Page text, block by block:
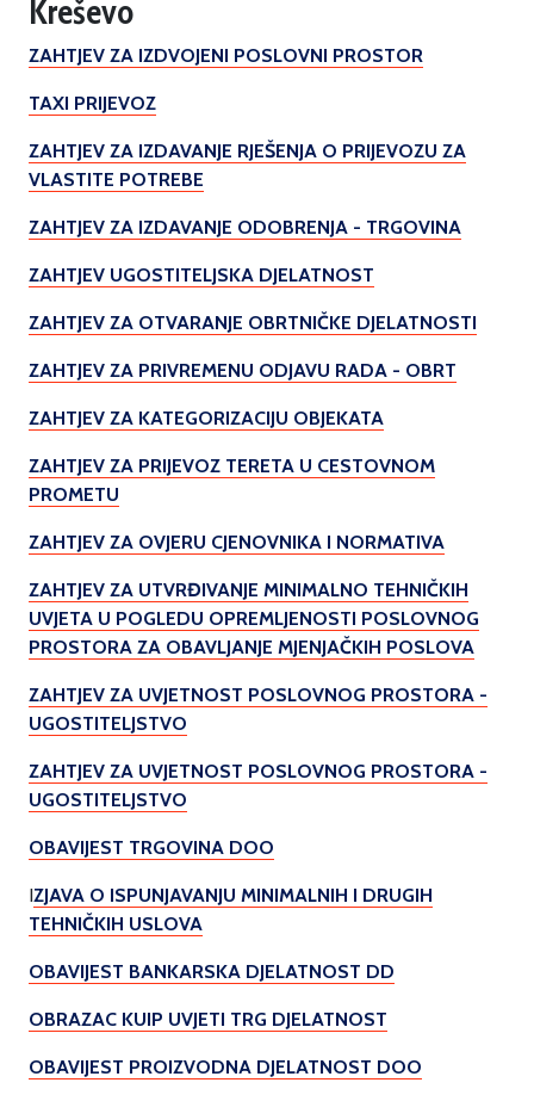
Kreševo
ZAHTJEV ZA IZDVOJENI POSLOVNI PROSTOR
TAXI PRIJEVOZ
ZAHTJEV ZA IZDAVANJE RJEŠENJA O PRIJEVOZU ZA
VLASTITE POTREBE
ZAHTJEV ZA IZDAVANJE ODOBRENJA - TRGOVINA
ZAHTJEV UGOSTITELJSKA DJELATNOST
ZAHTJEV ZA OTVARANJE OBRTNIČKE DJELATNOSTI
ZAHTJEV ZA PRIVREMENU ODJAVU RADA - OBRT
ZAHTJEV ZA KATEGORIZACIJU OBJEKATA
ZAHTJEV ZA PRIJEVOZ TERETA U CESTOVNOM
PROMETU
ZAHTJEV ZA OVJERU CJENOVNIKA I NORMATIVA
ZAHTJEV ZA UTVRĐIVANJE MINIMALNO TEHNIČKIH
UVJETA U POGLEDU OPREMLJENOSTI POSLOVNOG
PROSTORA ZA OBAVLJANJE MJENJAČKIH POSLOVA
ZAHTJEV ZA UVJETNOST POSLOVNOG PROSTORA -
UGOSTITELJSTVO
ZAHTJEV ZA UVJETNOST POSLOVNOG PROSTORA -
UGOSTITELJSTVO
OBAVIJEST TRGOVINA DOO
IZJAVA O ISPUNJAVANJU MINIMALNIH I DRUGIH
TEHNIČKIH USLOVA
OBAVIJEST BANKARSKA DJELATNOST DD
OBRAZAC KUIP UVJETI TRG DJELATNOST
OBAVIJEST PROIZVODNA DJELATNOST DOO